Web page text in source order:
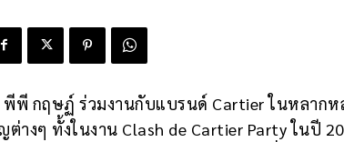
พี กฤษฏ์ ร่วมงานกับแบรนด์ Cartier ในหลากห
างๆ ทั้งในงาน Clash de Cartier Party ในปี